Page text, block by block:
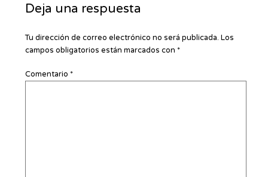
Deja una respuesta
Tu dirección de correo electrónico no será publicada. Los
campos obligatorios están marcados con *
Comentario *